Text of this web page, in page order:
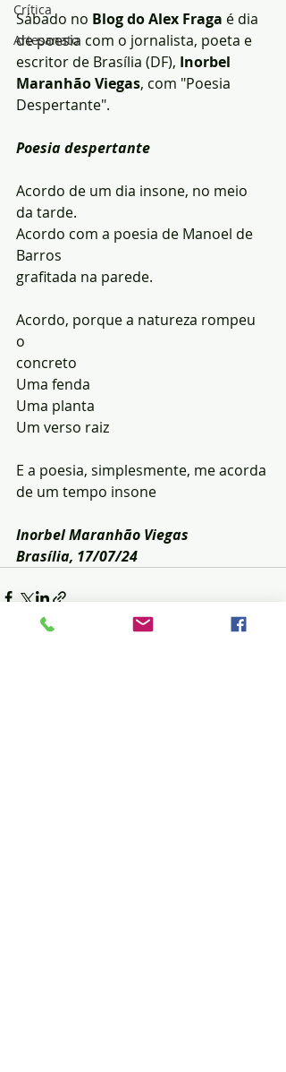
Crítica
Artesanato
Sábado no Blog do Alex Fraga é dia
de poesia com o jornalista, poeta e
escritor de Brasília (DF), Inorbel
Maranhão Viegas, com "Poesia
Despertante".
Poesia despertante
Acordo de um dia insone, no meio
da tarde.
Acordo com a poesia de Manoel de
Barros
grafitada na parede.
Acordo, porque a natureza rompeu
o
concreto
Uma fenda
Uma planta
Um verso raiz
E a poesia, simplesmente, me acorda
de um tempo insone
Inorbel Maranhão Viegas
Brasília, 17/07/24